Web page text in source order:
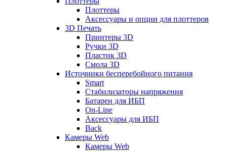
Плоттеры
Аксессуары и опции для плоттеров
3D Печать
Принтеры 3D
Ручки 3D
Пластик 3D
Смола 3D
Источники бесперебойного питания
Smart
Стабилизаторы напряжения
Батареи для ИБП
On-Line
Аксессуары для ИБП
Back
Камеры Web
Камеры Web